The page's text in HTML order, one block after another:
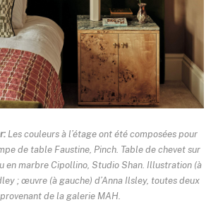
Les couleurs à l’étage ont été composées pour
de table Faustine, Pinch. Table de chevet sur
en marbre Cipollino, Studio Shan. Illustration (à
; œuvre (à gauche) d’Anna Ilsley, toutes deux
provenant de la galerie MAH.